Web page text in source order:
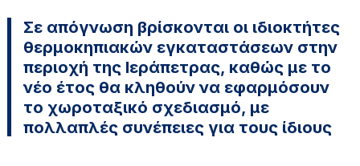
Σε απόγνωση βρίσκονται οι ιδιοκτήτες
θερμοκηπιακών εγκαταστάσεων στην
περιοχή της Ιεράπετρας, καθώς με το
νέο έτος θα κληθούν να εφαρμόσουν
το χωροταξικό σχεδιασμό, με
πολλαπλές συνέπειες για τους ίδιους